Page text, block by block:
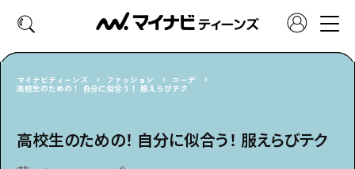
好きなカテゴリーから見る
マイナビティーンズ ファッション コーデ
高校生のための！ 自分に似合う！ 服えらびテク
高校生のための！ 自分に似合う！ 服えらびテク